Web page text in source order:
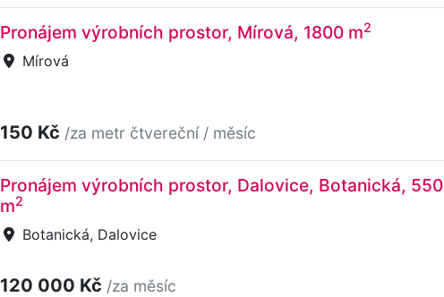
Pronájem výrobních prostor, Mírová, 1800 m2
Mírová
150 Kč /za metr čtvereční / měsíc
Pronájem výrobních prostor, Dalovice, Botanická, 550
m2
Botanická, Dalovice
120 000 Kč /za měsíc